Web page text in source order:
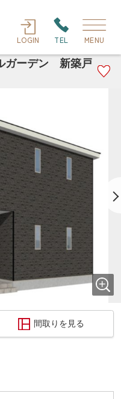
LOGIN TEL MENU
ガーデン 新築戸
間取りを見る